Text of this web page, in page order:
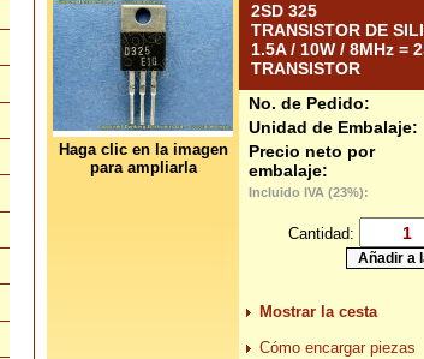
Haga clic en la imagen
para ampliarla
2SD 325
TRANSISTOR DE
1.5A / 10W / 8MHz =
TRANSISTOR
No. de Pedido:
Unidad de Embalaje:
Precio neto por
embalaje:
Incluido IVA (23%):
Cantidad:
Mostrar la cesta
Cómo encargar piezas